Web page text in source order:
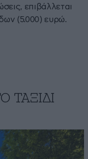
επιβάλλεται
(5.000) ευρώ.
ΤΑΞΙΔΙ